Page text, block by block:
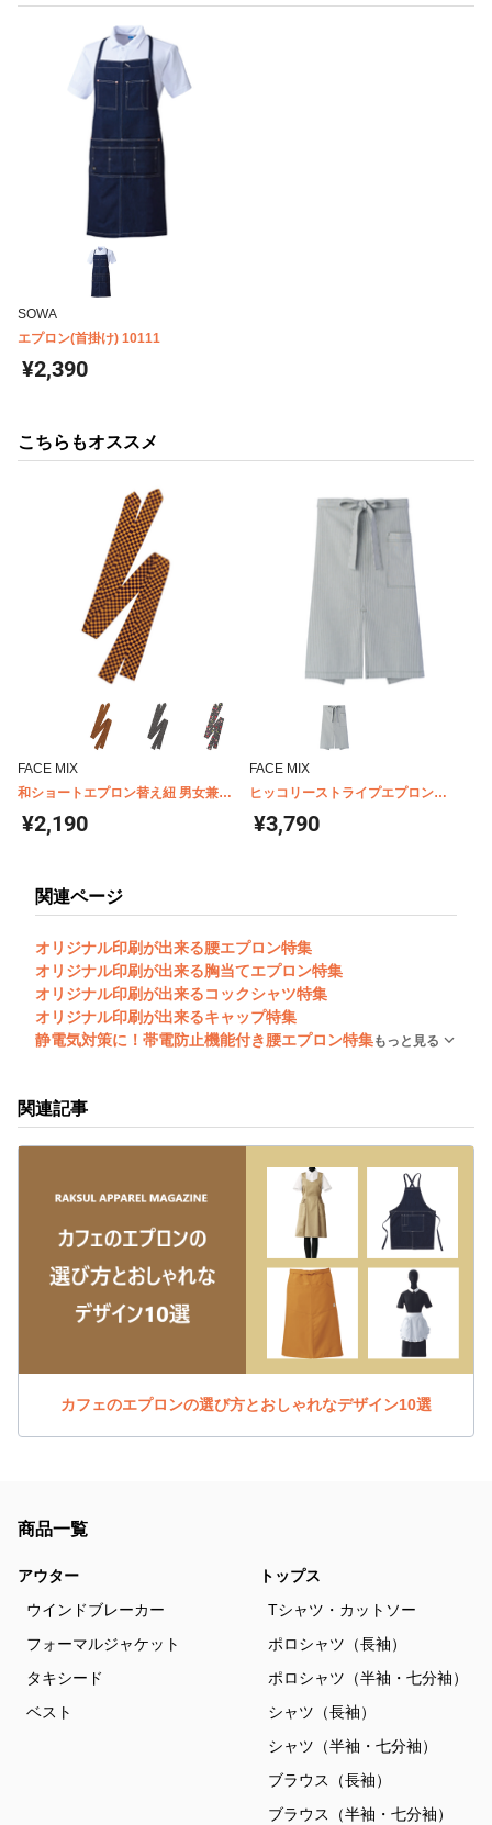
SOWA
エプロン(首掛け) 10111
¥2,390
こちらもオススメ
FACE MIX
和ショートエプロン替え紐 男女兼用
FACEMIX FA9321
¥2,190
FACE MIX
ヒッコリーストライプエプロン
FK7062
¥3,790
関連ページ
オリジナル印刷が出来る腰エプロン特集
オリジナル印刷が出来る胸当てエプロン特集
オリジナル印刷が出来るコックシャツ特集
オリジナル印刷が出来るキャップ特集
静電気対策に！帯電防止機能付き腰エプロン特集もっと見る
関連記事
カフェのエプロンの選び方とおしゃれなデザイン10選
商品一覧
アウター
ウインドブレーカー
フォーマルジャケット
タキシード
ベスト
トップス
Tシャツ・カットソー
ポロシャツ（長袖）
ポロシャツ（半袖・七分袖）
シャツ（長袖）
シャツ（半袖・七分袖）
ブラウス（長袖）
ブラウス（半袖・七分袖）